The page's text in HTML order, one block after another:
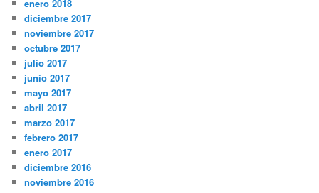
enero 2018
diciembre 2017
noviembre 2017
octubre 2017
julio 2017
junio 2017
mayo 2017
abril 2017
marzo 2017
febrero 2017
enero 2017
diciembre 2016
noviembre 2016